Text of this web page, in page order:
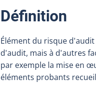
Définition
Élément du risque
d'audit, mais à d'autres
par exemple la mise en
éléments probants